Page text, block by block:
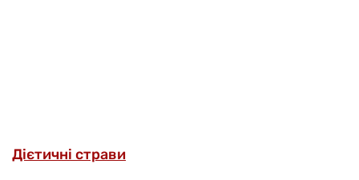
Дієтичні страви